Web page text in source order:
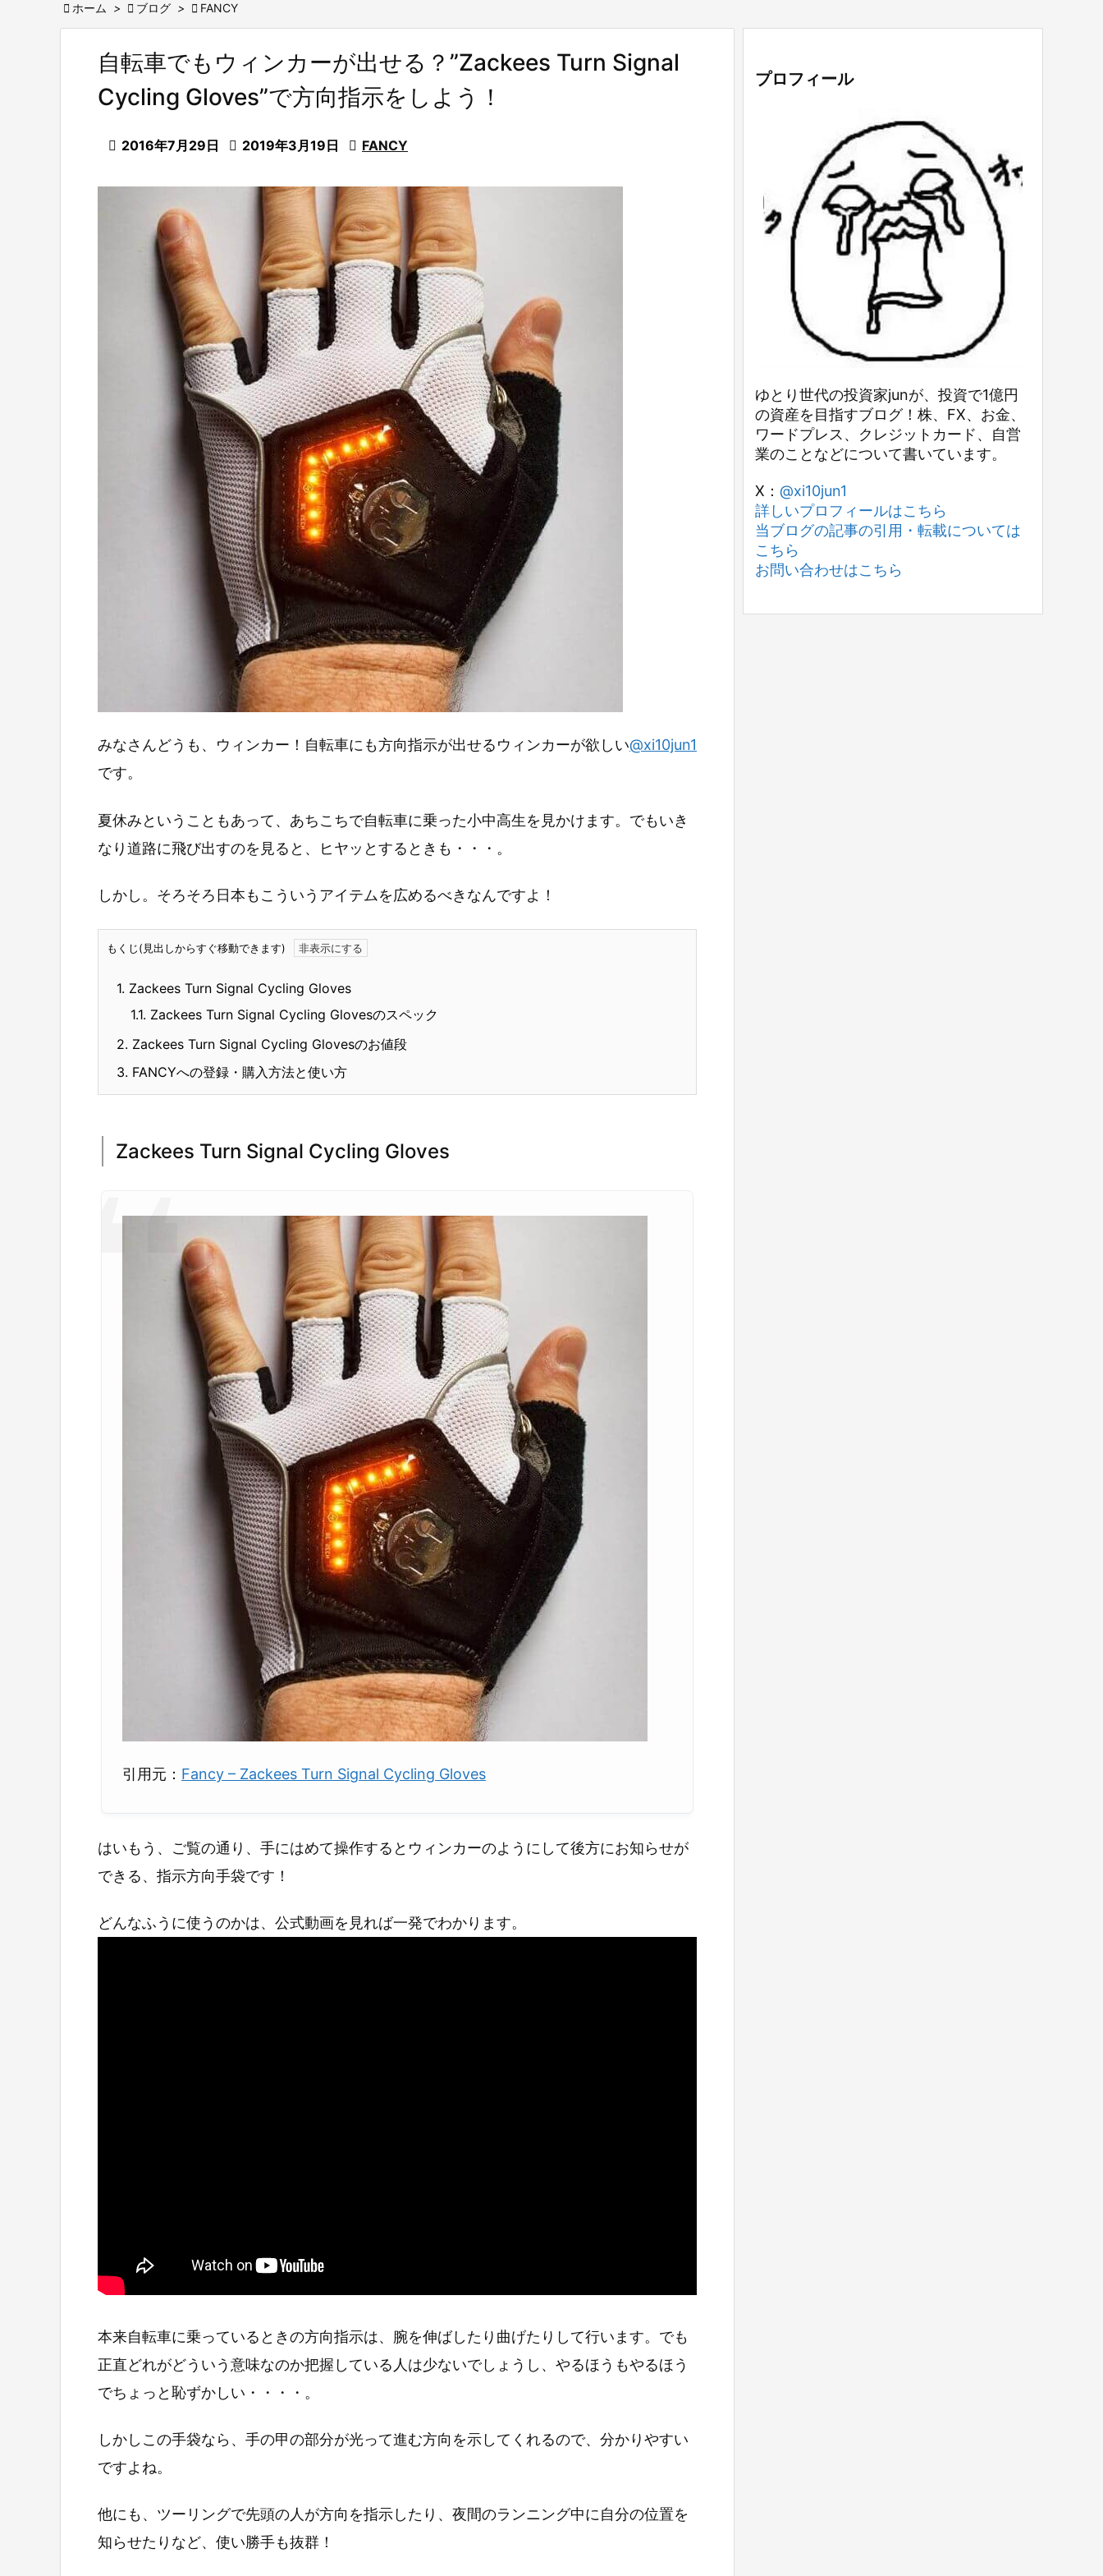
 ホーム >  ブログ >  FANCY
自転車でもウィンカーが出せる？”Zackees Turn Signal
Cycling Gloves”で方向指示をしよう！
 2016年7月29日  2019年3月19日  FANCY
みなさんどうも、ウィンカー！自転車にも方向指示が出せるウィンカーが欲しい@xi10jun1
です。
夏休みということもあって、あちこちで自転車に乗った小中高生を見かけます。でもいき
なり道路に飛び出すのを見ると、ヒヤッとするときも・・・。
しかし。そろそろ日本もこういうアイテムを広めるべきなんですよ！
もくじ(見出しからすぐ移動できます)
1. Zackees Turn Signal Cycling Gloves
1.1. Zackees Turn Signal Cycling Glovesのスペック
2. Zackees Turn Signal Cycling Glovesのお値段
3. FANCYへの登録・購入方法と使い方
Zackees Turn Signal Cycling Gloves
引用元： Fancy – Zackees Turn Signal Cycling Gloves
はいもう、ご覧の通り、手にはめて操作するとウィンカーのようにして後方にお知らせが
できる、指示方向手袋です！
どんなふうに使うのかは、公式動画を見れば一発でわかります。
本来自転車に乗っているときの方向指示は、腕を伸ばしたり曲げたりして行います。でも
正直どれがどういう意味なのか把握している人は少ないでしょうし、やるほうもやるほう
でちょっと恥ずかしい・・・・。
しかしこの手袋なら、手の甲の部分が光って進む方向を示してくれるので、分かりやすい
ですよね。
他にも、ツーリングで先頭の人が方向を指示したり、夜間のランニング中に自分の位置を
知らせたりなど、使い勝手も抜群！
プロフィール
ゆとり世代の投資家junが、投資で1億円
の資産を目指すブログ！株、FX、お金、
ワードプレス、クレジットカード、自営
業のことなどについて書いています。
X： @xi10jun1
詳しいプロフィールはこちら
当ブログの記事の引用・転載については
こちら
お問い合わせはこちら